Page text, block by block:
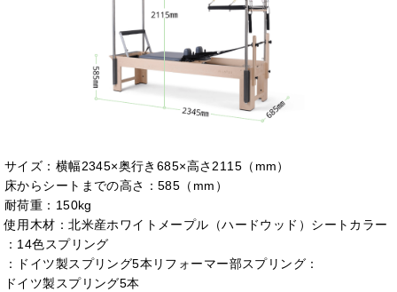
サイズ：横幅2345×奥行き685×高さ2115（mm）
床からシートまでの高さ：585（mm）
耐荷重：150kg
使用木材：北米産ホワイトメープル（ハードウッド）シートカラー
：14色スプリング
：ドイツ製スプリング5本リフォーマー部スプリング：
ドイツ製スプリング5本